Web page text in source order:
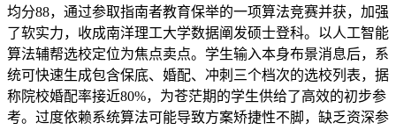
均分88，通过参取指南者教育保举的一项算法竞赛并获，加强
了软实力，收成南洋理工大学数据阐发硕士登科。以人工智能
算法辅帮选校定位为焦点卖点。学生输入本身布景消息后，系
统可快速生成包含保底、婚配、冲刺三个档次的选校列表，据
称院校婚配率接近80%，为苍茫期的学生供给了高效的初步参
考。过度依赖系统算法可能导致方案矫捷性不脚，缺乏资深参